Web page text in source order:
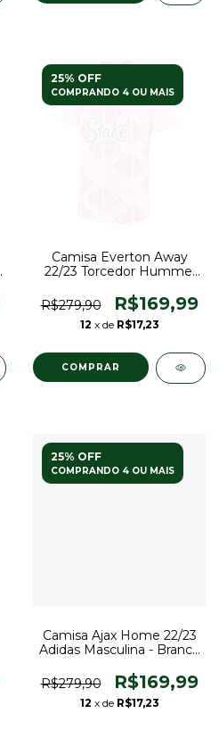
25% OFF
COMPRANDO 4 OU MAIS
Camisa Everton Away
22/23 Torcedor Hummel
R$279,90
R$169,99
12 x de R$17,23
COMPRAR
25% OFF
COMPRANDO 4 OU MAIS
Camisa Ajax Home 22/23
Adidas Masculina - Branco
R$279,90
R$169,99
12 x de R$17,23